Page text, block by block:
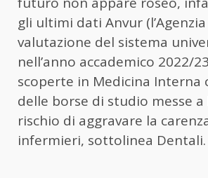
gli ultimi dati Anvur
valutazione del sistema
nell’anno accademico 2022/
scoperte in Medicina Interna
delle borse di studio messe
rischio di aggravare la
infermieri, sottolinea Dentali.